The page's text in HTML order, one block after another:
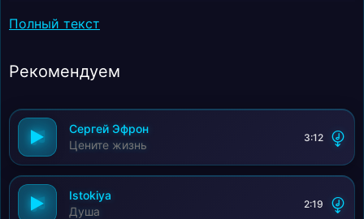
Ну а упали в овраг вставайте, разъёбывайте дали.
стучаться.
сомневаться.
А путь стучит, стучит, стучит и время в окнах всё
мелькает!
Полный текст
Рекомендуем
Сергей Эфрон
Цените жизнь
3:12
Istokiya
Душа
2:19